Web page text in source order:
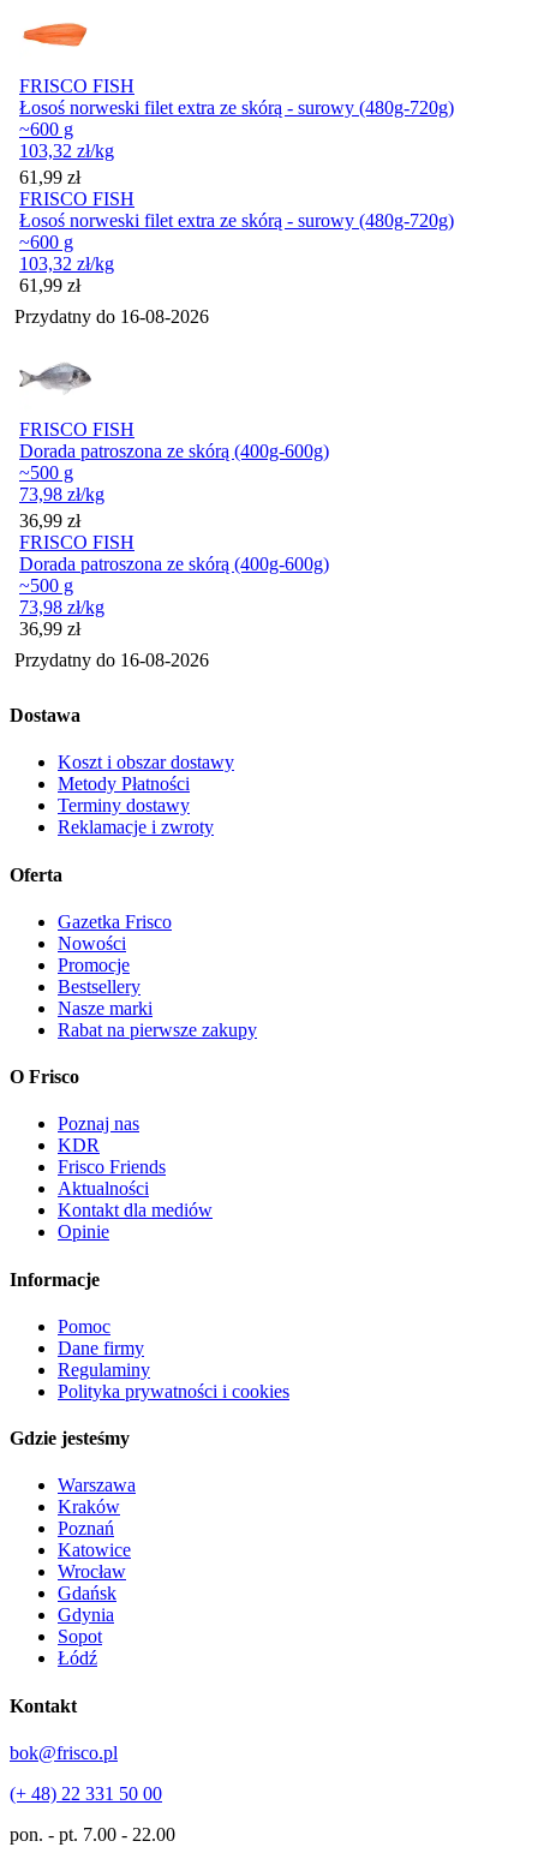
FRISCO FISH
Łosoś norweski filet extra ze skórą - surowy (480g-720g)
~600 g
103,32 zł/kg
Cena
61,99 zł
FRISCO FISH
Łosoś norweski filet extra ze skórą - surowy (480g-720g)
~600 g
103,32 zł/kg
Cena
61,99 zł
Przydatny do 16-08-2026
FRISCO FISH
Dorada patroszona ze skórą (400g-600g)
~500 g
73,98 zł/kg
Cena
36,99 zł
FRISCO FISH
Dorada patroszona ze skórą (400g-600g)
~500 g
73,98 zł/kg
Cena
36,99 zł
Przydatny do 16-08-2026
Dostawa
Koszt i obszar dostawy
Metody Płatności
Terminy dostawy
Reklamacje i zwroty
Oferta
Gazetka Frisco
Nowości
Promocje
Bestsellery
Nasze marki
Rabat na pierwsze zakupy
O Frisco
Poznaj nas
KDR
Frisco Friends
Aktualności
Kontakt dla mediów
Opinie
Informacje
Pomoc
Dane firmy
Regulaminy
Polityka prywatności i cookies
Gdzie jesteśmy
Warszawa
Kraków
Poznań
Katowice
Wrocław
Gdańsk
Gdynia
Sopot
Łódź
Kontakt
bok@frisco.pl
(+ 48) 22 331 50 00
pon. - pt. 7.00 - 22.00